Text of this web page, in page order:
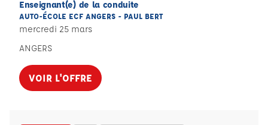
Enseignant(e) de la conduite
AUTO-ÉCOLE ECF ANGERS - PAUL BERT
mercredi 25 mars
ANGERS
VOIR L'OFFRE